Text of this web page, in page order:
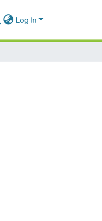
Log In